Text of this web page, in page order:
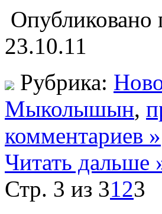
23.10.11
Рубрика:
Мыколышын,
комментариев »
Читать дальше
Стр. 3 из 3123